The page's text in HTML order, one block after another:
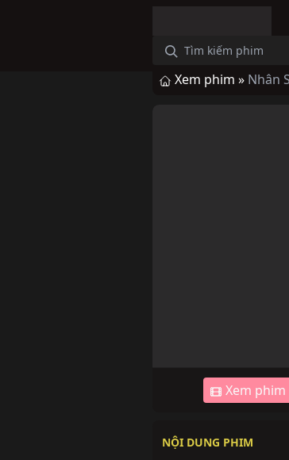
Xem phim » Nhân
Xem phim
NỘI DUNG PHIM